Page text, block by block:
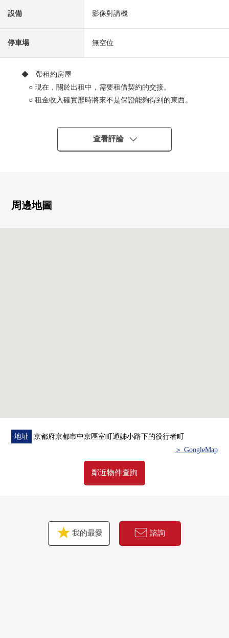
設備 影像對講機
停車場 無空位
◆ 帶租約房屋
○ 現在，關於出租中，需要租借契約的交接。
○ 租金收入確實歷時將來不是保證能夠得到的東西。
※表面投資報酬率是年租金收入總和(含共益費)占房屋總價
的比例,且尚未扣除所有需要維持該物件的課稅金和其他支
出費用算出。此外滿租的情況是以現在租金收入算出空
查看評論
周邊地圖
地址
京都府京都市中京區室町通姊小路下的役行者町
＞ GoogleMap
鄰近物件查詢
我的最愛 諮詢